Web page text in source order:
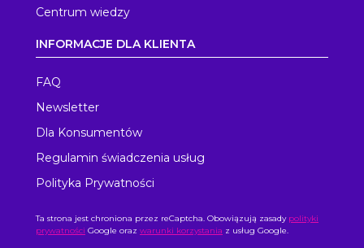
Centrum wiedzy
INFORMACJE DLA KLIENTA
FAQ
Newsletter
Dla Konsumentów
Regulamin świadczenia usług
Polityka Prywatności
Ta strona jest chroniona przez reCaptcha. Obowiązują zasady polityki
prywatności Google oraz warunki korzystania z usług Google.